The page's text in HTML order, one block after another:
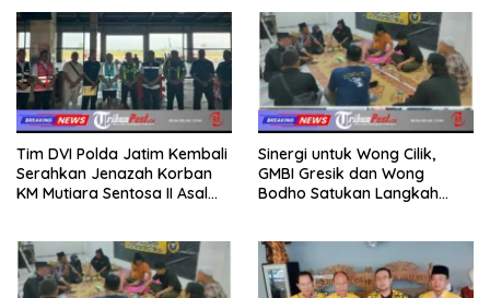
Tim DVI Polda Jatim Kembali
Serahkan Jenazah Korban
KM Mutiara Sentosa II Asal
Sinergi untuk Wong Cilik,
GMBI Gresik dan Wong
Bodho Satukan Langkah